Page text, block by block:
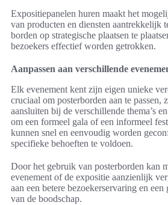
Expositiepanelen huren maakt het
van producten en diensten aantrekkelijk
borden op strategische plaatsen te
bezoekers effectief worden getrokken.
Aanpassen aan verschillende
Elk evenement kent zijn eigen unieke
cruciaal om posterborden aan te passen,
aansluiten bij de verschillende thema’s
om een formeel gala of een informeel
kunnen snel en eenvoudig worden
specifieke behoeften te voldoen.
Door het gebruik van posterborden kan
evenement of de expositie aanzienlijk
aan een betere bezoekerservaring en
van de boodschap.